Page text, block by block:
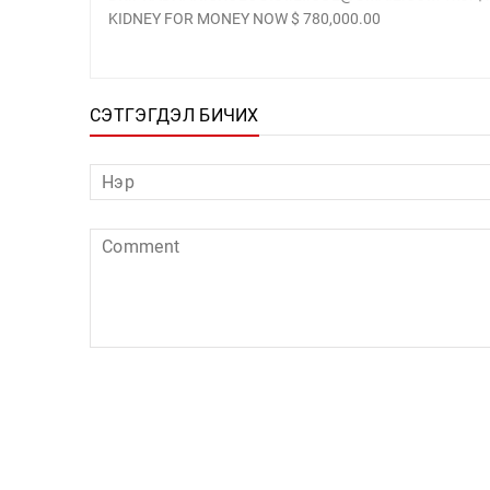
KIDNEY FOR MONEY NOW $ 780,000.00
СЭТГЭГДЭЛ БИЧИХ